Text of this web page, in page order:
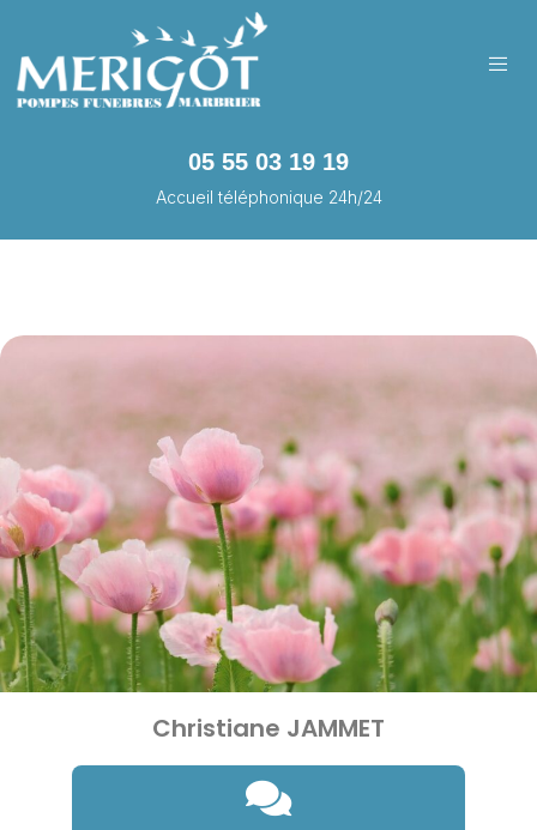
05 55 03 19 19
Accueil téléphonique 24h/24
Christiane JAMMET